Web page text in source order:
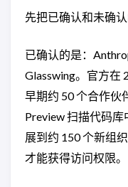
先把已确认和未确认
已确认的是：
Glasswing。官方在
早期约 50 个合作伙
Preview 扫描代码
展到约 150 个新组
才能获得访问权限。